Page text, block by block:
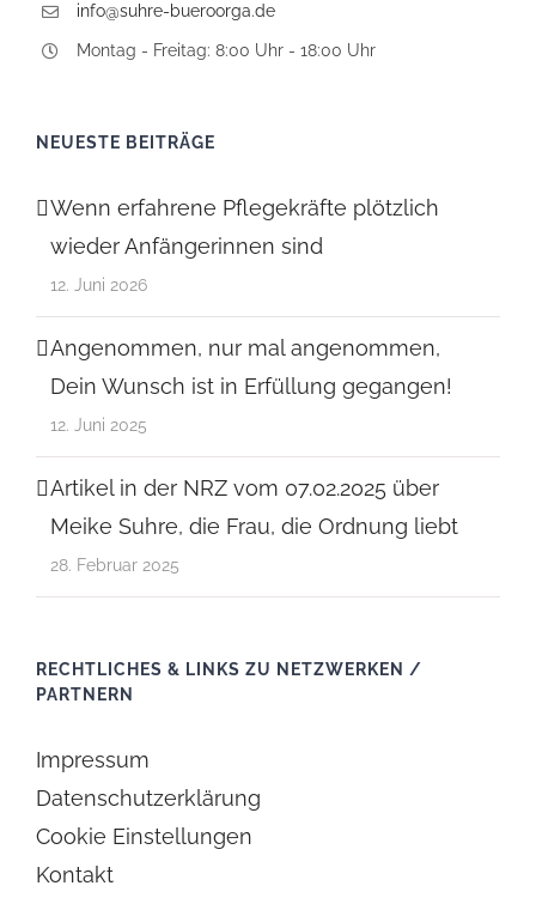
info@suhre-bueroorga.de
Montag - Freitag: 8:00 Uhr - 18:00 Uhr
NEUESTE BEITRÄGE
Wenn erfahrene Pflegekräfte plötzlich
wieder Anfängerinnen sind
12. Juni 2026
Angenommen, nur mal angenommen,
Dein Wunsch ist in Erfüllung gegangen!
12. Juni 2025
Artikel in der NRZ vom 07.02.2025 über
Meike Suhre, die Frau, die Ordnung liebt
28. Februar 2025
RECHTLICHES & LINKS ZU NETZWERKEN /
PARTNERN
Impressum
Datenschutzerklärung
Cookie Einstellungen
Kontakt